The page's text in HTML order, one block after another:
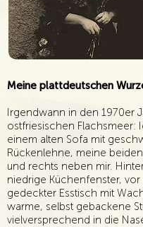
Meine plattdeutschen
Irgendwann in den 1970er
ostfriesischen Flachsmeer:
einem alten Sofa mit
Rückenlehne, meine
und rechts neben mir.
niedrige Küchenfenster, vor
gedeckter Esstisch mit
warme, selbst gebackene
vielversprechend in die